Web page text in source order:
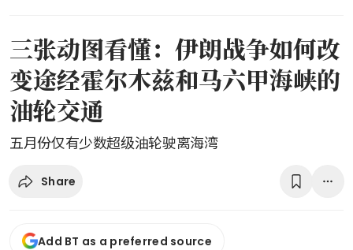
三张动图看懂：伊朗战争如何改
变途经霍尔木兹和马六甲海峡的
油轮交通
五月份仅有少数超级油轮驶离海湾
Share
Add BT as a preferred source